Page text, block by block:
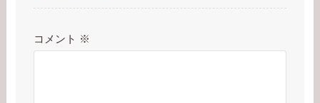
コメント ※